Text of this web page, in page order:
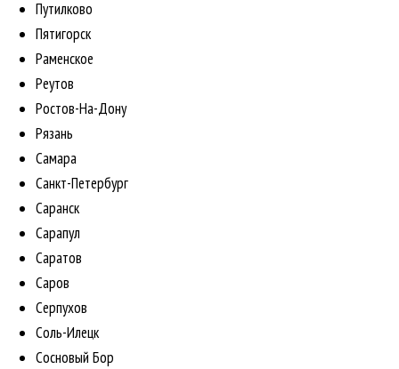
Путилково
Пятигорск
Раменское
Реутов
Ростов-На-Дону
Рязань
Самара
Санкт-Петербург
Саранск
Сарапул
Саратов
Саров
Серпухов
Соль-Илецк
Сосновый Бор